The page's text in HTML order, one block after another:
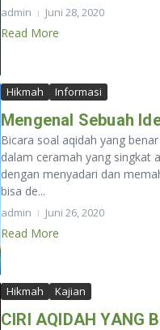
admin Juni 28, 2020
Read More
Hikmah Informasi
Mengenal Sebuah
Bicara soal aqidah yang
dalam ceramah yang singkat
dengan menyadari dan
bisa de...
admin Juni 26, 2020
Read More
Hikmah Kajian
CIRI AQIDAH YANG